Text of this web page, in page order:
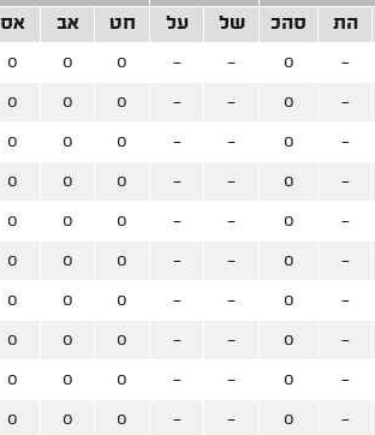
הת סהכ של על חט אב אס
-
0
-
-
0
0
0
-
0
-
-
0
0
0
-
0
-
-
0
0
0
-
0
-
-
0
0
0
-
0
-
-
0
0
0
-
0
-
-
0
0
0
-
0
-
-
0
0
0
-
0
-
-
0
0
0
-
0
-
-
0
0
0
-
0
-
-
0
0
0